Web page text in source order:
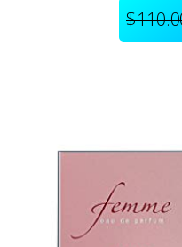
$
Le
était
Le
est :
$89.99.